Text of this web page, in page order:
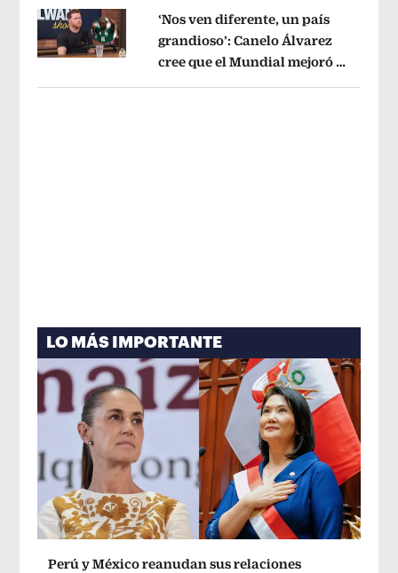
Opens in new window
‘Nos ven diferente, un país
grandioso’: Canelo Álvarez
cree que el Mundial mejoró la
LO MÁS IMPORTANTE
Perú y México reanudan sus relaciones